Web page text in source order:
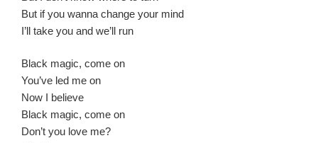
But if you wanna change your mind
I’ll take you and we’ll run
Black magic, come on
You’ve led me on
Now I believe
Black magic, come on
Don’t you love me?